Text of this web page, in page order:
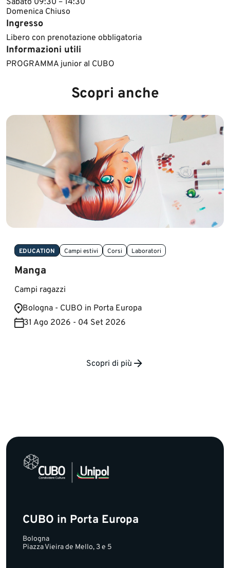
Sabato 09:30 – 14:30
Domeni​ca Chiuso​​​​
Ingresso
Libero con prenotazione obbligatoria
Informazioni utili
​PROGRAMMA junior al CUBO
Scopri anche
EDUCATION Campi estivi Corsi Laboratori
Manga
Campi ragazzi
Bologna - CUBO in Porta Europa
31 Ago 2026 - 04 Set 2026
Scopri di più
CUBO in Porta Europa
Bologna
Piazza Vieira de Mello, 3 e 5